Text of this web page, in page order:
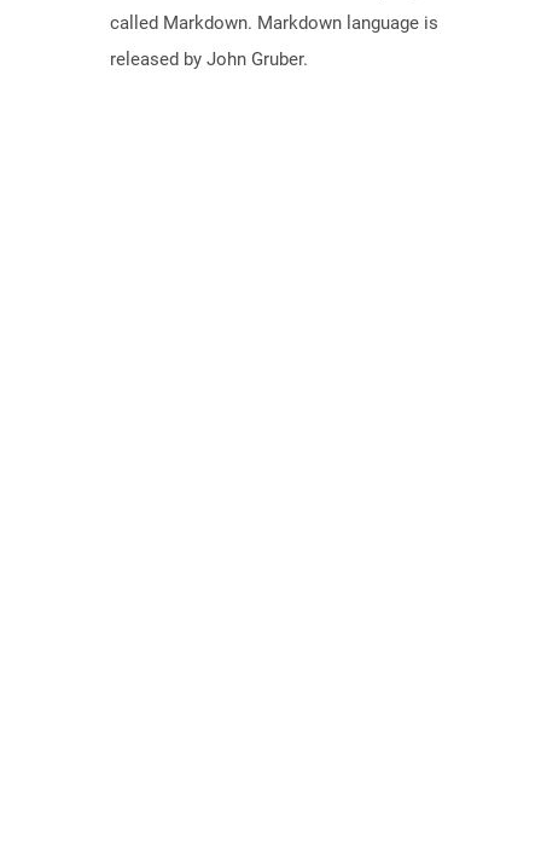
called Markdown. Markdown language is
released by John Gruber.